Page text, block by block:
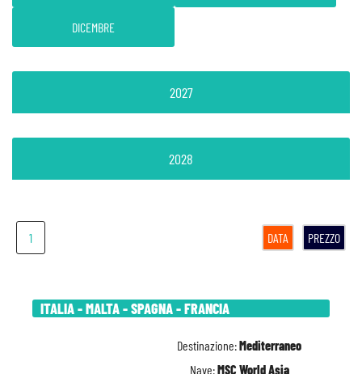
1 DATA PREZZO
ITALIA - MALTA - SPAGNA - FRANCIA
Destinazione:Mediterraneo
Nave:MSC World Asia
DICEMBRE
2027
2028